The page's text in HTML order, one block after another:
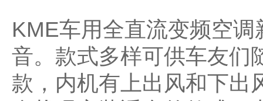
KME车用全直流变频空
音。款式多样可供车友们
款，内机有上出风和下出